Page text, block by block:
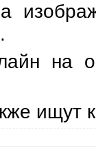
на
ищут